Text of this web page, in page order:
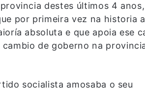
destes últimos 4
por primeira vez na historia a
absoluta e que apoia ese
de goberno na
socialista amosaba o seu